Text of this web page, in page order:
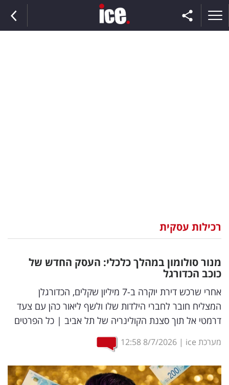
וצרכנות
דיגיטל
וטק
שיווק
ופרסום
מדדים
רכילות עסקית
מנור סולומון במהלך כלכלי: העסק החדש של
כוכב הכדורגל
אחרי שרכש דירת יוקרה ב-7 מיליון שקלים, הכדורגלן
המצליח חובר לחברי הילדות שלו ולשף ליאור כהן עם צעד
דרמטי אל תוך סצנת הקולינריה של תל אביב | כל הפרטים
מערכת ice |
8/7/2026
12:58